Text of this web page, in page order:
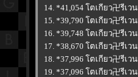
14. *41,054 โตเกียว卍รีเว
15. *39,790 โตเกียว卍รีเว
16. *39,748 โตเกียว卍รีเว
17. *38,670 โตเกียว卍รีเว
18. *37,996 โตเกียว卍รีเว
19. *37,096 โตเกียว卍รีเว